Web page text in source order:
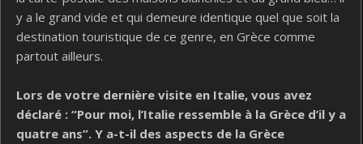
y a le grand vide et qui demeure identique quel que soit la
destination touristique de ce genre, en Grèce comme
partout ailleurs.
Lors de votre dernière visite en Italie, vous avez
déclaré : “Pour moi, l’Italie ressemble à la Grèce d’il y a
quatre ans”. Y a-t-il des aspects de la Grèce